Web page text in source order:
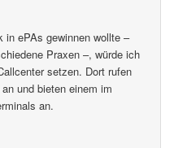
in ePAs gewinnen wollte –
Praxen –, würde ich
setzen. Dort rufen
und bieten einem im
an.